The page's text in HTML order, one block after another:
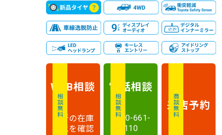
相談無料
WEB相談
最新の在庫
状況を確認
相談無料
電話相談
0120-661-
110
商談無料
来店予約